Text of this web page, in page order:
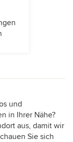
und
in Ihrer Nähe?
aus, damit wir
Sie sich